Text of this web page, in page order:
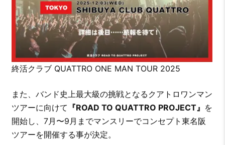
終活クラブ QUATTRO ONE MAN TOUR 2025
また、バンド史上最大級の挑戦となるクアトロワンマン
ツアーに向けて 『ROAD TO QUATTRO PROJECT』 を
開始し、7月〜9月までマンスリーでコンセプト東名阪
ツアーを開催する事が決定。